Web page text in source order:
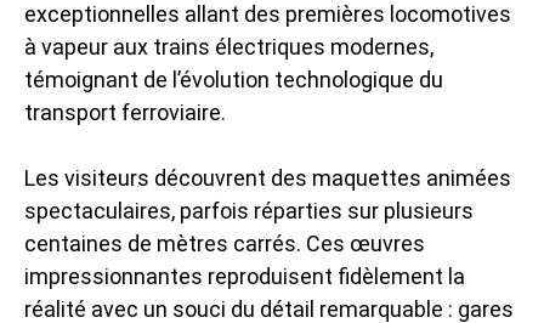
exceptionnelles allant des premières locomotives
à vapeur aux trains électriques modernes,
témoignant de l’évolution technologique du
transport ferroviaire.
Les visiteurs découvrent des maquettes animées
spectaculaires, parfois réparties sur plusieurs
centaines de mètres carrés. Ces œuvres
impressionnantes reproduisent fidèlement la
réalité avec un souci du détail remarquable : gares